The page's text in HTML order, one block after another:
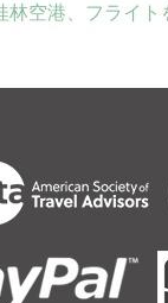
林空港、フライト